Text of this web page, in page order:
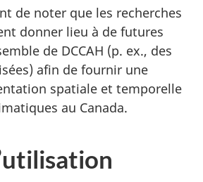
de noter que les recherches
donner lieu à de futures
de DCCAH (p. ex., des
afin de fournir une
spatiale et temporelle
au Canada.